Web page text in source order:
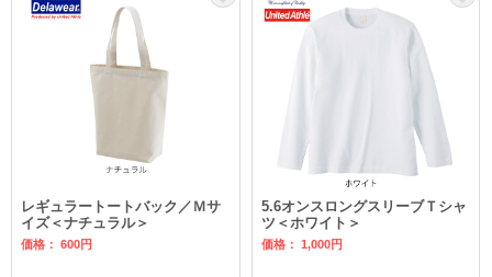
レギュラートートバック／Ｍサ
イズ＜ナチュラル＞
価格： 600円
5.6オンスロングスリーブＴシャ
ツ＜ホワイト＞
価格： 1,000円